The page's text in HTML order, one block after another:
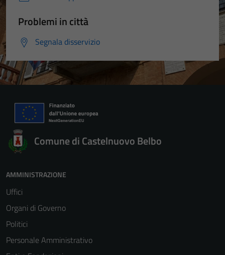
Problemi in città
Segnala disservizio
Comune di Castelnuovo Belbo
AMMINISTRAZIONE
Uffici
Organi di Governo
Politici
Personale Amministrativo